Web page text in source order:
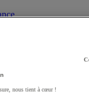
de produits
nous tient à cœur !